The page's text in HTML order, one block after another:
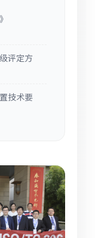
评定方
技术要